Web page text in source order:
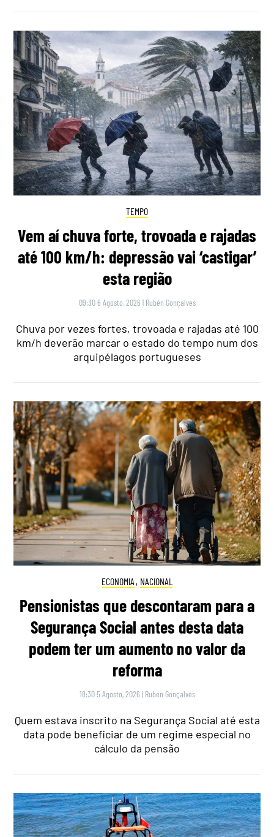
TEMPO
Vem aí chuva forte, trovoada e rajadas
até 100 km/h: depressão vai ‘castigar’
esta região
09:30 6 Agosto, 2026 | Rubén Gonçalves
Chuva por vezes fortes, trovoada e rajadas até 100
km/h deverão marcar o estado do tempo num dos
arquipélagos portugueses
ECONOMIA , NACIONAL
Pensionistas que descontaram para a
Segurança Social antes desta data
podem ter um aumento no valor da
reforma
18:30 5 Agosto, 2026 | Rubén Gonçalves
Quem estava inscrito na Segurança Social até esta
data pode beneficiar de um regime especial no
cálculo da pensão